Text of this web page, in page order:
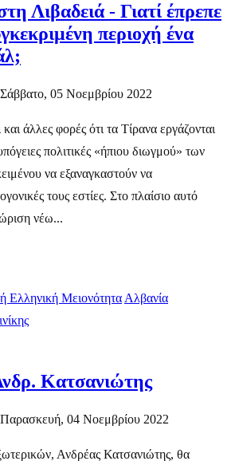
Λιβαδειά - Γιατί έπρεπε
περιοχή ένα
Σάββατο, 05 Νοεμβρίου 2022
άλλες φορές ότι τα Τίρανα εργάζονται
πολιτικές «ήπιου διωγμού» των
να εξαναγκαστούν να
τους εστίες. Στο πλαίσιο αυτό
νέω...
Ελληνική Μειονότητα Αλβανία
Κατσανιώτης
Παρασκευή, 04 Νοεμβρίου 2022
Ανδρέας Κατσανιώτης, θα